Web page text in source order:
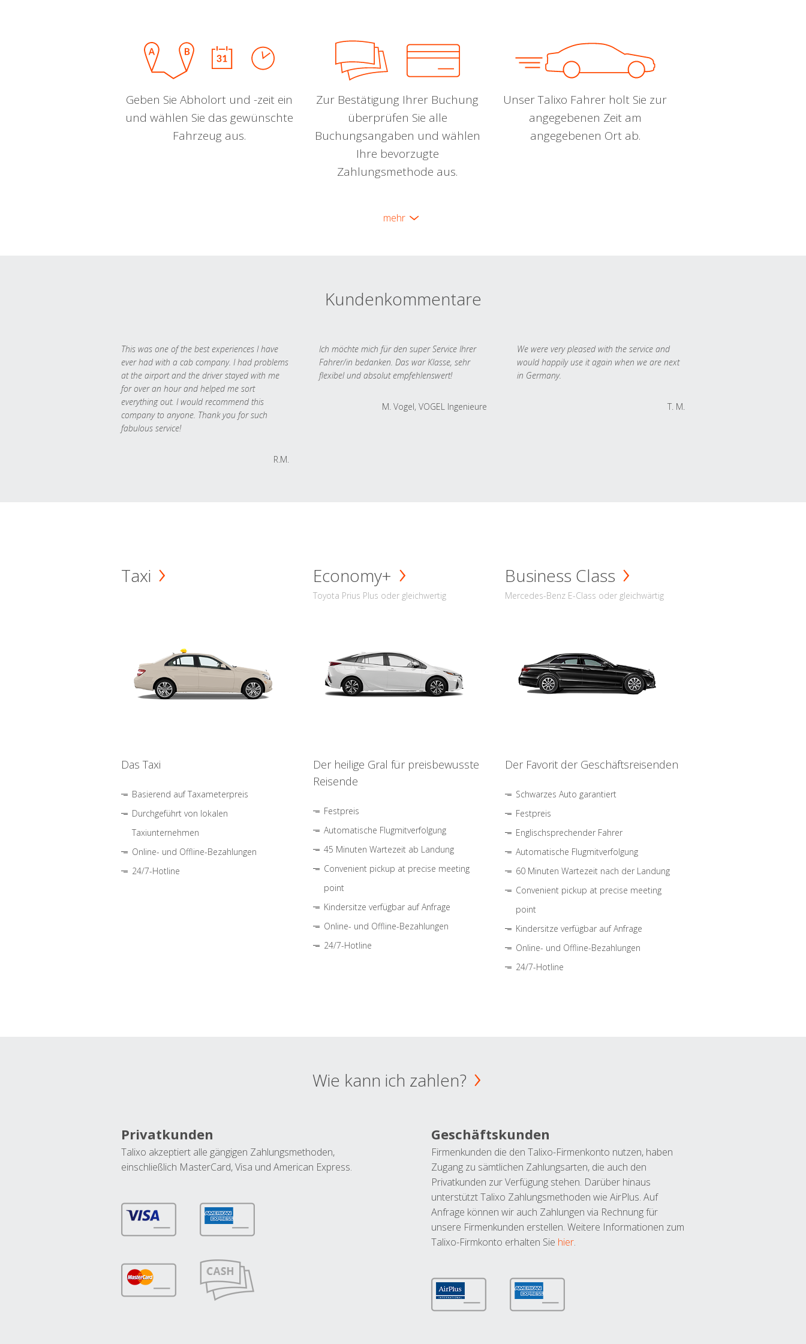
Geben Sie Abholort und -zeit ein
und wählen Sie das gewünschte
Fahrzeug aus.
Zur Bestätigung Ihrer Buchung
überprüfen Sie alle
Buchungsangaben und wählen
Ihre bevorzugte
Zahlungsmethode aus.
Unser Talixo Fahrer holt Sie zur
angegebenen Zeit am
angegebenen Ort ab.
mehr
Kundenkommentare
This was one of the best experiences I have
ever had with a cab company. I had problems
at the airport and the driver stayed with me
for over an hour and helped me sort
everything out. I would recommend this
company to anyone. Thank you for such
fabulous service!
R.M.
Ich möchte mich für den super Service Ihrer
Fahrer/in bedanken. Das war Klasse, sehr
flexibel und absolut empfehlenswert!
M. Vogel, VOGEL Ingenieure
We were very pleased with the service and
would happily use it again when we are next
in Germany.
T. M.
Taxi
Das Taxi
Basierend auf Taxameterpreis
Durchgeführt von lokalen
Taxiunternehmen
Online- und Offline-Bezahlungen
24/7-Hotline
Economy+
Toyota Prius Plus oder gleichwertig
Der heilige Gral für preisbewusste
Reisende
Festpreis
Automatische Flugmitverfolgung
45 Minuten Wartezeit ab Landung
Convenient pickup at precise meeting
point
Kindersitze verfügbar auf Anfrage
Online- und Offline-Bezahlungen
24/7-Hotline
Business Class
Mercedes-Benz E-Class oder gleichwärtig
Der Favorit der Geschäftsreisenden
Schwarzes Auto garantiert
Festpreis
Englischsprechender Fahrer
Automatische Flugmitverfolgung
60 Minuten Wartezeit nach der Landung
Convenient pickup at precise meeting
point
Kindersitze verfügbar auf Anfrage
Online- und Offline-Bezahlungen
24/7-Hotline
Wie kann ich zahlen?
Privatkunden
Talixo akzeptiert alle gängigen Zahlungsmethoden,
einschließlich MasterCard, Visa und American Express.
Geschäftskunden
Firmenkunden die den Talixo-Firmenkonto nutzen, haben
Zugang zu sämtlichen Zahlungsarten, die auch den
Privatkunden zur Verfügung stehen. Darüber hinaus
unterstützt Talixo Zahlungsmethoden wie AirPlus. Auf
Anfrage können wir auch Zahlungen via Rechnung für
unsere Firmenkunden erstellen. Weitere Informationen zum
Talixo-Firmkonto erhalten Sie hier.